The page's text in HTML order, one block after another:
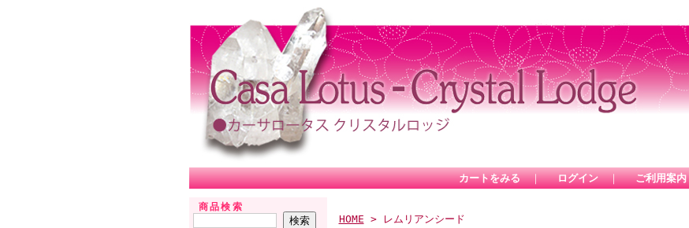
カートをみる ｜ ログイン ｜ ご利用案内
商品検索
HOME > レムリアンシード